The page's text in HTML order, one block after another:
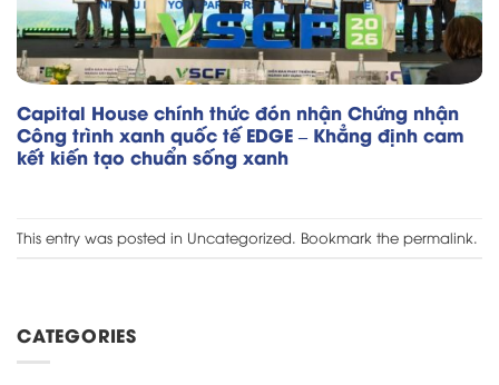
Capital House chính thức đón nhận Chứng nhận
Công trình xanh quốc tế EDGE – Khẳng định cam
kết kiến tạo chuẩn sống xanh
This entry was posted in Uncategorized. Bookmark the permalink.
CATEGORIES